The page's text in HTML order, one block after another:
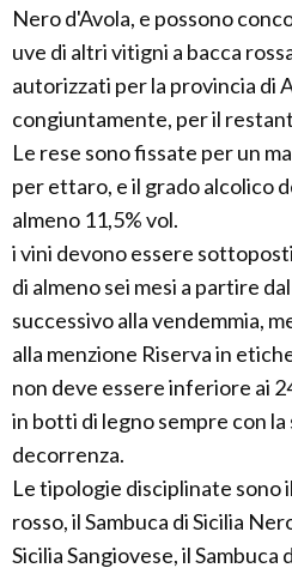
Nero d'Avola, e possono
uve di altri vitigni a bacca
autorizzati per la provincia di
congiuntamente, per il
Le rese sono fissate per un
per ettaro, e il grado alcolico
almeno 11,5% vol.
i vini devono essere
di almeno sei mesi a partire
successivo alla vendemmia,
alla menzione Riserva in
non deve essere inferiore ai
in botti di legno sempre con la
decorrenza.
Le tipologie disciplinate sono
rosso, il Sambuca di Sicilia
Sicilia Sangiovese, il Sambuca